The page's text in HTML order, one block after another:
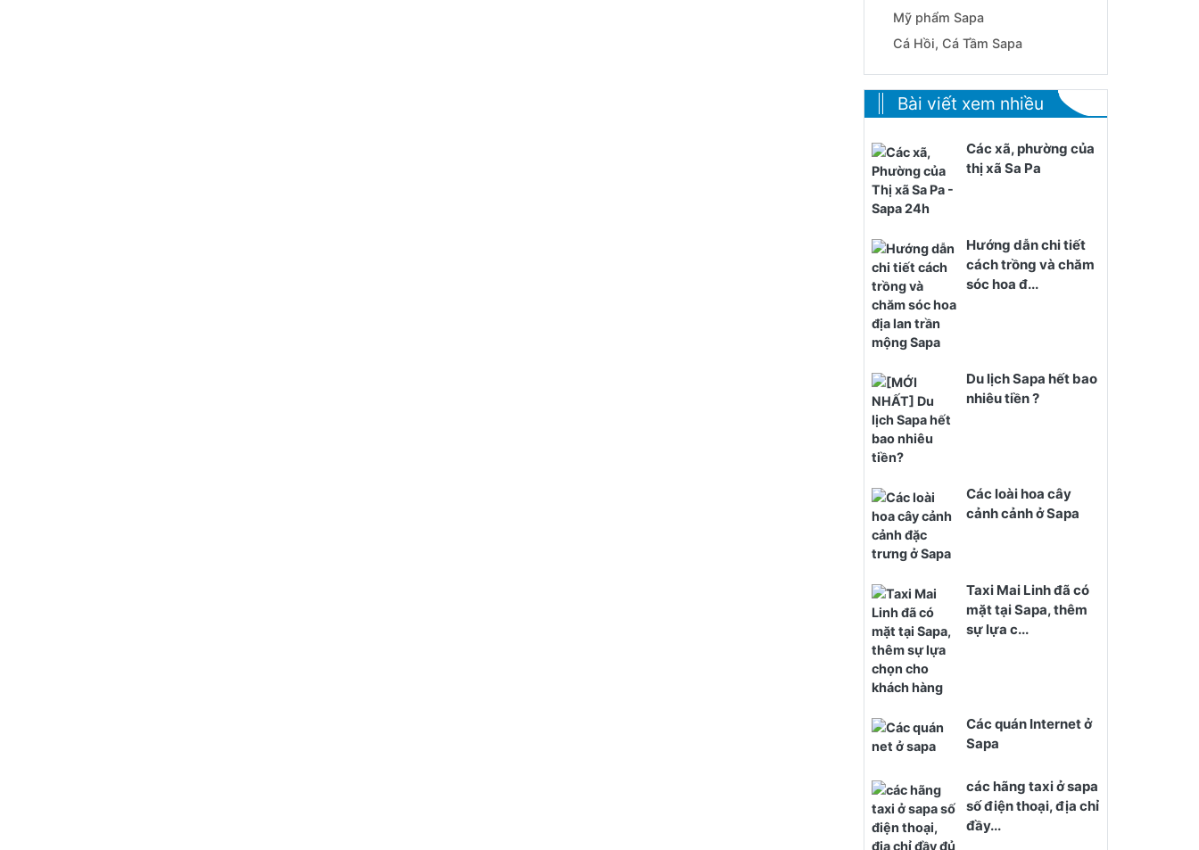
Mỹ phẩm Sapa
Cá Hồi, Cá Tầm Sapa
Bài viết xem nhiều
Các xã, phường của
thị xã Sa Pa
Hướng dẫn chi tiết
cách trồng và chăm
sóc hoa đ...
Du lịch Sapa hết bao
nhiêu tiền ?
Các loài hoa cây
cảnh cảnh ở Sapa
Taxi Mai Linh đã có
mặt tại Sapa, thêm
sự lựa c...
Các quán Internet ở
Sapa
các hãng taxi ở sapa
số điện thoại, địa chỉ
đầy...